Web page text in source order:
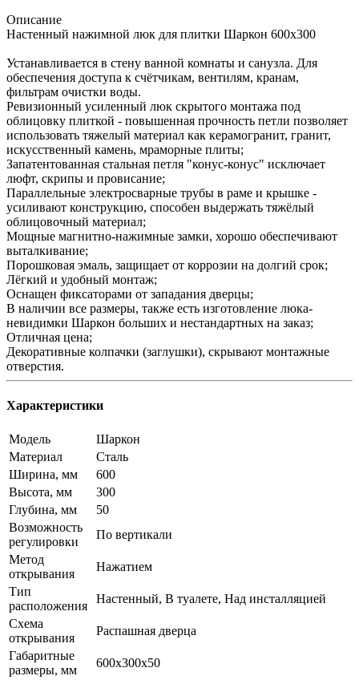
Описание
Настенный нажимной люк для плитки Шаркон 600х300
Устанавливается в стену ванной комнаты и санузла. Для
обеспечения доступа к счётчикам, вентилям, кранам,
фильтрам очистки воды.
Ревизионный усиленный люк скрытого монтажа под
облицовку плиткой - повышенная прочность петли позволяет
использовать тяжелый материал как керамогранит, гранит,
искусственный камень, мраморные плиты;
Запатентованная стальная петля "конус-конус" исключает
люфт, скрипы и провисание;
Параллельные электросварные трубы в раме и крышке -
усиливают конструкцию, способен выдержать тяжёлый
облицовочный материал;
Мощные магнитно-нажимные замки, хорошо обеспечивают
выталкивание;
Порошковая эмаль, защищает от коррозии на долгий срок;
Лёгкий и удобный монтаж;
Оснащен фиксаторами от западания дверцы;
В наличии все размеры, также есть изготовление люка-
невидимки Шаркон больших и нестандартных на заказ;
Отличная цена;
Декоративные колпачки (заглушки), скрывают монтажные
отверстия.
Характеристики
Модель
Шаркон
Материал
Сталь
Ширина, мм
600
Высота, мм
300
Глубина, мм
50
Возможность
регулировки
По вертикали
Метод
открывания
Нажатием
Тип
расположения
Настенный, В туалете, Над инсталляцией
Схема
открывания
Распашная дверца
Габаритные
размеры, мм
600x300x50